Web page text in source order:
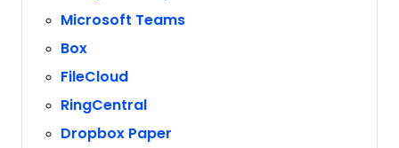
Microsoft Teams
Box
FileCloud
RingCentral
Dropbox Paper